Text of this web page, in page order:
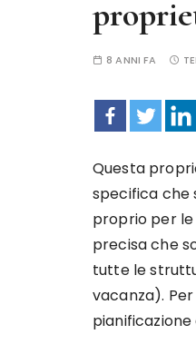
8 ANNI FA
Questa
specifica che
proprio per le
precisa che
tutte le
vacanza).